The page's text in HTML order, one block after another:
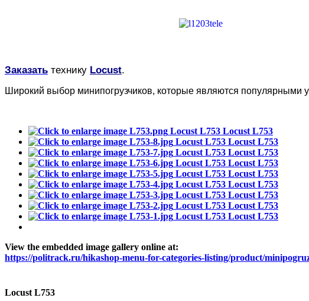
Заказать технику Locust.
Широкий выбор минипогрузчиков, которые являются популярными
Locust L753 Locust L753
Locust L753 Locust L753
Locust L753 Locust L753
Locust L753 Locust L753
Locust L753 Locust L753
Locust L753 Locust L753
Locust L753 Locust L753
Locust L753 Locust L753
Locust L753 Locust L753
View the embedded image gallery online at:
https://politrack.ru/hikashop-menu-for-categories-listing/product/
Locust L753